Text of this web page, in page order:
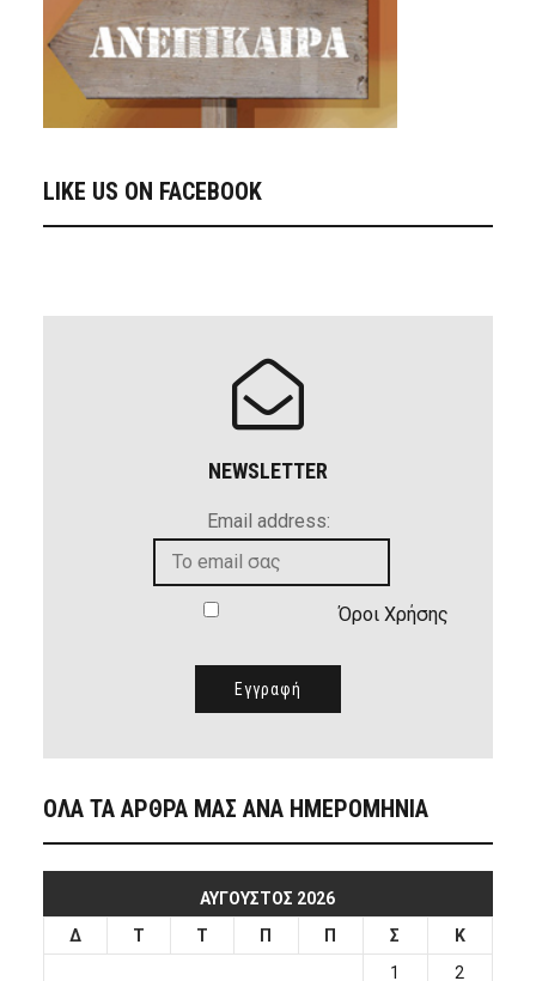
LIKE US ON FACEBOOK
NEWSLETTER
Email address:
Όροι Χρήσης
ΟΛΑ ΤΑ ΑΡΘΡΑ ΜΑΣ ΑΝΑ ΗΜΕΡΟΜΗΝΙΑ
ΑΎΓΟΥΣΤΟΣ 2026
Δ
Τ Τ Π Π Σ
Κ
1
2